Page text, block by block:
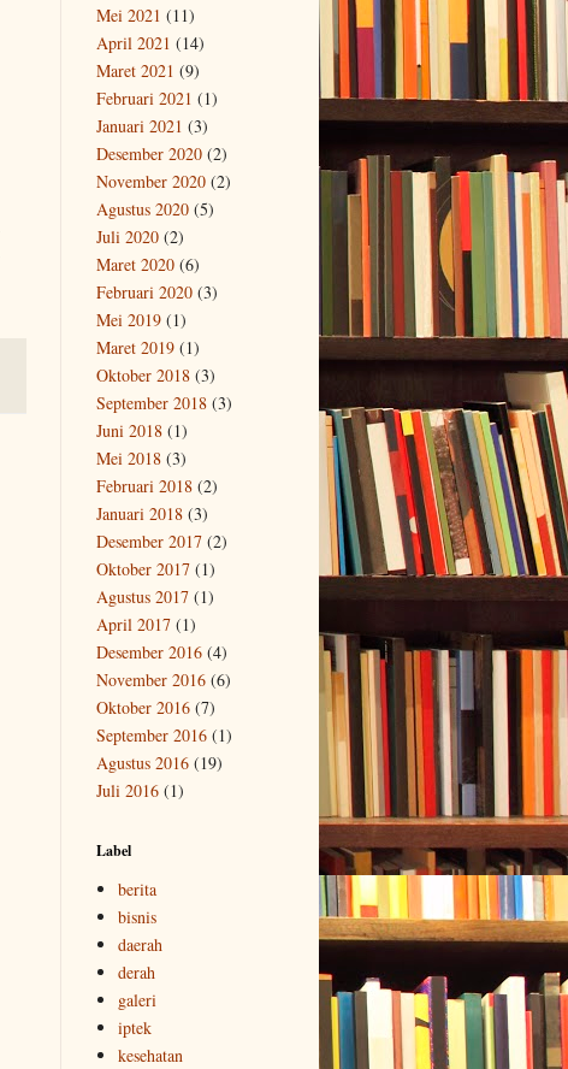
Mei 2021 (11)
April 2021 (14)
Maret 2021 (9)
Februari 2021 (1)
Januari 2021 (3)
Desember 2020 (2)
November 2020 (2)
Agustus 2020 (5)
Juli 2020 (2)
Maret 2020 (6)
Februari 2020 (3)
Mei 2019 (1)
Maret 2019 (1)
Oktober 2018 (3)
September 2018 (3)
Juni 2018 (1)
Mei 2018 (3)
Februari 2018 (2)
Januari 2018 (3)
Desember 2017 (2)
Oktober 2017 (1)
Agustus 2017 (1)
April 2017 (1)
Desember 2016 (4)
November 2016 (6)
Oktober 2016 (7)
September 2016 (1)
Agustus 2016 (19)
Juli 2016 (1)
Label
berita
bisnis
daerah
derah
galeri
iptek
kesehatan